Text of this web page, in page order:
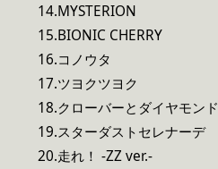
14.MYSTERION
15.BIONIC CHERRY
16.コノウタ
17.ツヨクツヨク
18.クローバーとダイヤモンド
19.スターダストセレナーデ
20.走れ！ -ZZ ver.-